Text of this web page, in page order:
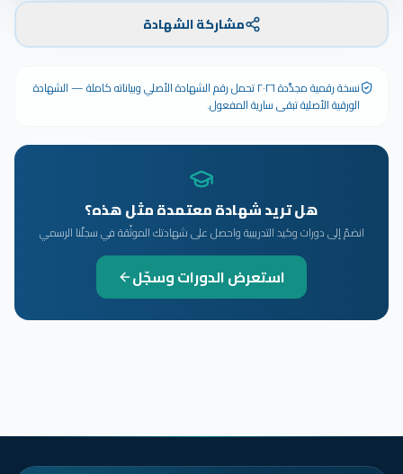
مشاركة الشهادة
نسخة رقمية مجدَّدة ٢٠٢٦ تحمل رقم الشهادة الأصلي وبياناته كاملة — الشهادة
الورقية الأصلية تبقى سارية المفعول.
هل تريد شهادة معتمدة مثل هذه؟
انضمّ إلى دورات وكيد التدريبية واحصل على شهادتك الموثّقة في سجلّنا الرسمي
استعرض الدورات وسجّل